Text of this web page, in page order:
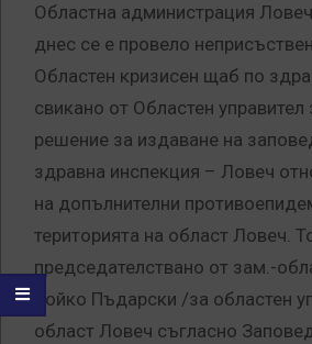
Областна администрация
днес се е провело
Областен кризисен щаб по
свикано от Областен управител
решение за издаване на
здравна инспекция – Ловеч
на допълнителни
територията на област Ловеч.
председателствано от зам.-
Бойко Пъдарски /за областен
област Ловеч съгласно